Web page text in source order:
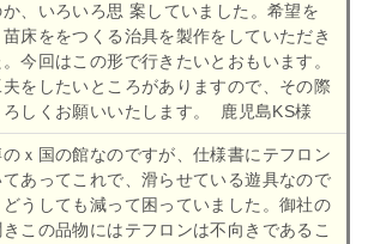
か、いろいろ思 案していました。希望を
床ををつくる治具を製作をしていただき
。今回はこの形で行きたいとおもいます。
夫をしたいところがありますので、その際
ろしくお願いいたします。 鹿児島KS様
ｘ国の館なのですが、仕様書にテフロン
てあってこれで、滑らせている遊具なので
うしても減って困っていました。御社の
この品物にはテフロンは不向きであるこ